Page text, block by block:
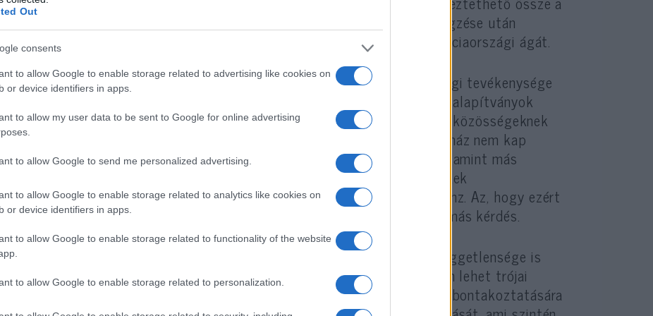
Out
consents
to allow Google to enable storage related to advertising like cookies on
or device identifiers in apps.
to allow my user data to be sent to Google for online advertising
to allow Google to send me personalized advertising.
to allow Google to enable storage related to analytics like cookies on
or device identifiers in apps.
to allow Google to enable storage related to functionality of the website
to allow Google to enable storage related to personalization.
köztársaság normáival. Még a törvény bevetése előtt, Samuel Paty kivégzése után
betiltották az Izraelellenes Barakacity muszlim nonprofit szervezet franciaországi ágát.
Az Iszlám Testvériség által támogatott szalafista egyesület jótékonysági tevékenysége
egy lepel, ami mögött az iszlamista teóriák terjesztése volt a fő cél. Az alapítványok
külföldi dotációját is ezentúl felülvizsgálhatják. A franciaországi vallási közösségeknek
pedig lehetnek bőven külföldi támogatói, hiszen 1905 óta semelyik egyház nem kap
külön költségvetési támogatást. A hívek saját támogatása, tagdíjaik valamint más
bevételeik (például a Francia Állami Rabbinátus esetében a kóser termékek
kereskedelméből származó jövedelem) mellett jól jöhet egy kis plusz pénz. Az, hogy ezért
mit várnak el a külföldi támogatók? Arab országok esetén – ez megint más kérdés.
A törvény értelmében a nem-állami fenntartású oktatási intézmények függetlensége is
csorbulhat, minthogy ezeket is felülfogják vizsgálni. Mondván, hogy nem lehet trójai
falóként felhasználni az magán iskolákat mindenféle radikális eszmék kibontakoztatására